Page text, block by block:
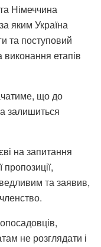
Німеччина
яким Україна
та поступовий
етапів
що до
залишиться
на запитання
та заявив,
не розглядати і